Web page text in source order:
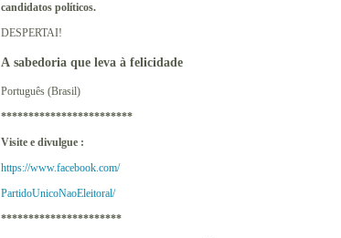
candidatos políticos.
DESPERTAI!
A sabedoria que leva à felicidade
Português (Brasil)
************************
Visite e divulgue :
https://www.facebook.com/
PartidoUnicoNaoEleitoral/
**********************